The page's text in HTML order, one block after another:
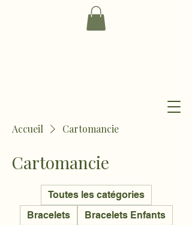
Accueil Cartomancie
Cartomancie
Toutes les catégories
Bracelets
Bracelets Enfants